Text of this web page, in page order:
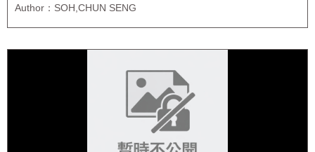
Author：SOH,CHUN SENG